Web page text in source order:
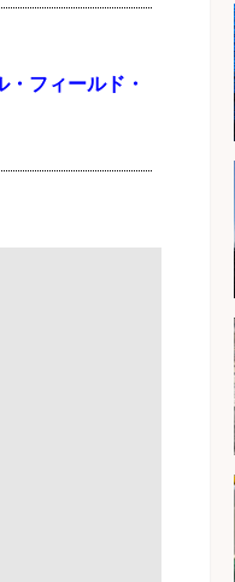
フィールド・